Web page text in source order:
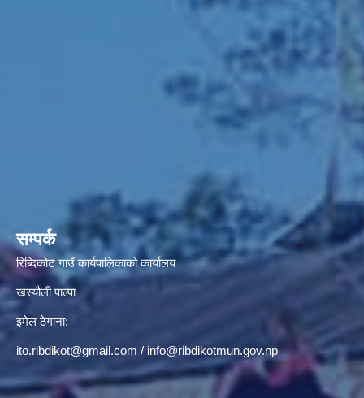
सम्पर्क
रिब्दिकोट गाउँ कार्यपालिकाको कार्यालय
खस्यौली पाल्पा
इमेल ठेगाना:
ito.ribdikot@gmail.com / info@ribdikotmun.gov.np